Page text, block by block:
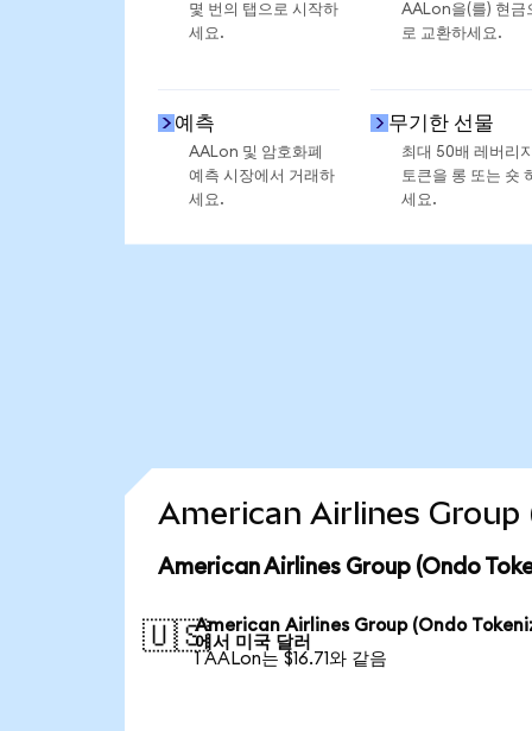
몇 번의 탭으로 시작하
세요.
AALon을(를) 현금
로 교환하세요.
예측
AALon 및 암호화폐
예측 시장에서 거래하
세요.
무기한 선물
최대 50배 레버리
토큰을 롱 또는 숏
세요.
American Airlines Group
American Airlines Group (Ondo
🇺🇸American Airlines Group (Ondo
에서 미국 달러
1 AALon는 $16.71와 같음